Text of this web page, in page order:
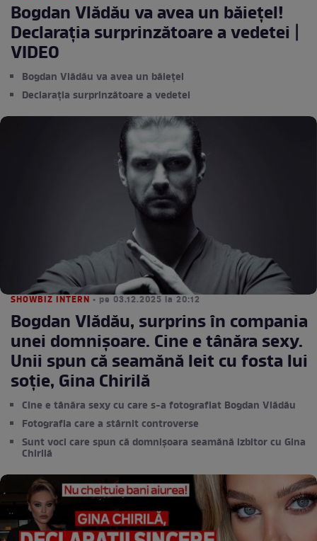
Bogdan Vlădău va avea un băiețel!
Declarația surprinzătoare a vedetei |
VIDEO
Bogdan Vlădău va avea un băiețel
Declarația surprinzătoare a vedetei
SHOWBIZ INTERN • pe 03.12.2025 la 20:12
Bogdan Vlădău, surprins în compania
unei domnișoare. Cine e tânăra sexy.
Unii spun că seamănă leit cu fosta lui
soție, Gina Chirilă
Cine e tânăra sexy cu care s-a fotografiat Bogdan Vlădău
Fotografia care a stârnit controverse
Sunt voci care spun că domnișoara seamănă izbitor cu Gina
Chirilă